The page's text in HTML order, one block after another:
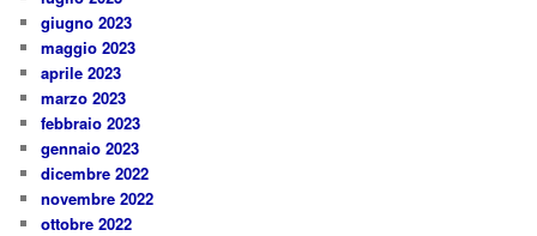
giugno 2023
maggio 2023
aprile 2023
marzo 2023
febbraio 2023
gennaio 2023
dicembre 2022
novembre 2022
ottobre 2022